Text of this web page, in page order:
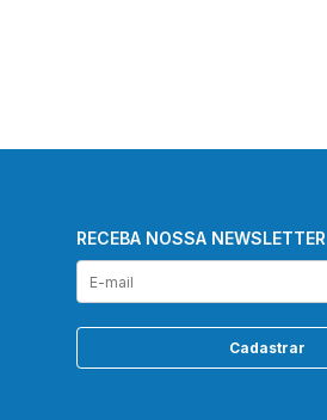
RECEBA NOSSA NEWSLETTER
Cadastrar